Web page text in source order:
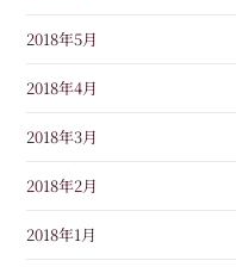
2018年5月
2018年4月
2018年3月
2018年2月
2018年1月